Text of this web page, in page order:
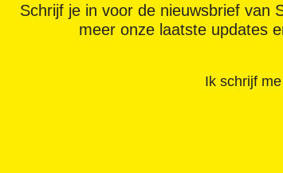
Schrijf je in voor de nieuwsbrief van
meer onze laatste updates
Ik schrijf